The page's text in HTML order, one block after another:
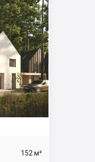
152 м²